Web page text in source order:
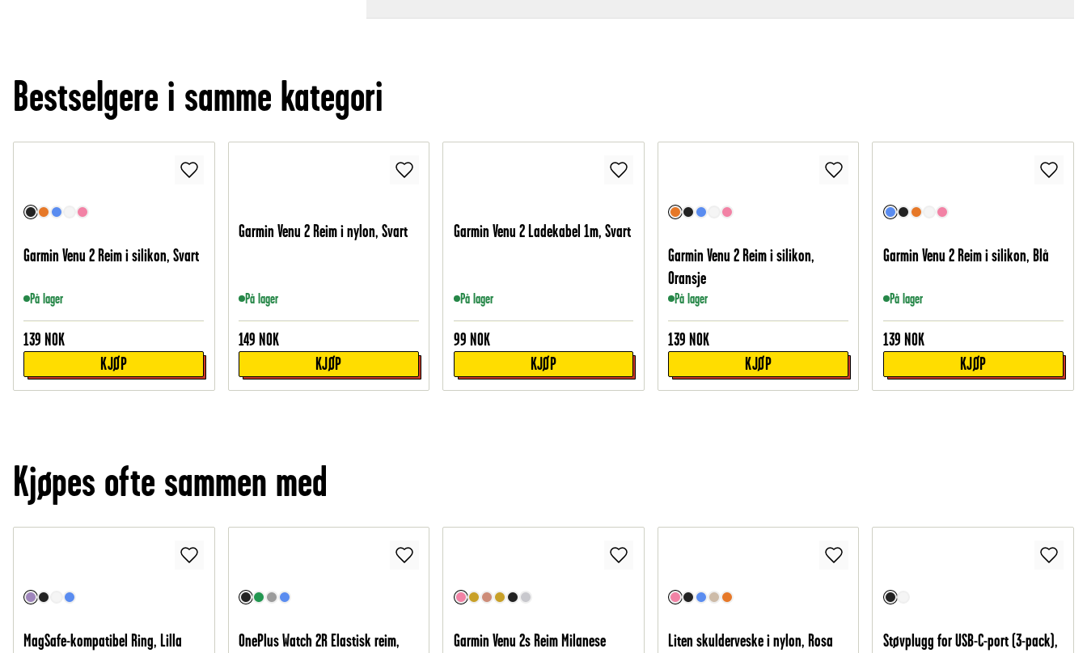
Bestselgere i samme kategori
Garmin Venu 2 Reim i silikon, Svart
På lager
139 NOK
KJØP
Garmin Venu 2 Reim i nylon, Svart
På lager
149 NOK
KJØP
Garmin Venu 2 Ladekabel 1m, Svart
På lager
99 NOK
KJØP
Garmin Venu 2 Reim i silikon,
Oransje
På lager
139 NOK
KJØP
Garmin Venu 2 Reim i silikon, Blå
På lager
139 NOK
KJØP
Kjøpes ofte sammen med
MagSafe-kompatibel Ring, Lilla
OnePlus Watch 2R Elastisk reim,
Garmin Venu 2s Reim Milanese
Liten skulderveske i nylon, Rosa
Støvplugg for USB-C-port (3-pack),